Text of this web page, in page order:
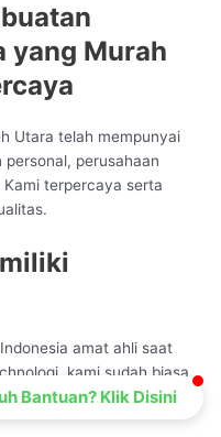
yang Murah
Utara telah mempunyai
perusahaan
terpercaya serta
amat ahli saat
kami sudah biasa
sesuai proses bisnis
Bantuan? Klik Disini